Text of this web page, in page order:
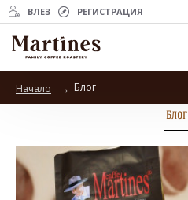
ВЛЕЗ РЕГИСТРАЦИЯ
Начало Блог
Блог